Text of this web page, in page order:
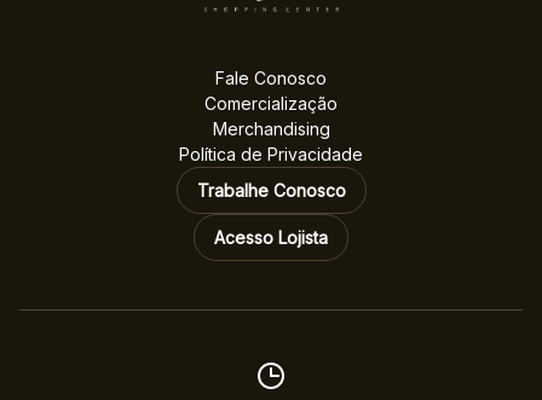
Fale Conosco
Comercialização
Merchandising
Política de Privacidade
Trabalhe Conosco
Acesso Lojista